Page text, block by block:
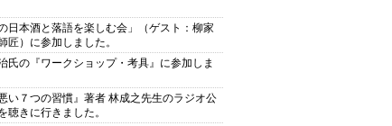
の日本酒と落語を楽しむ会」（ゲスト：柳家
匠）に参加しました。
氏の『ワークショップ・考具』に参加しま
悪い７つの習慣』著者 林成之先生のラジオ公
聴きに行きました。